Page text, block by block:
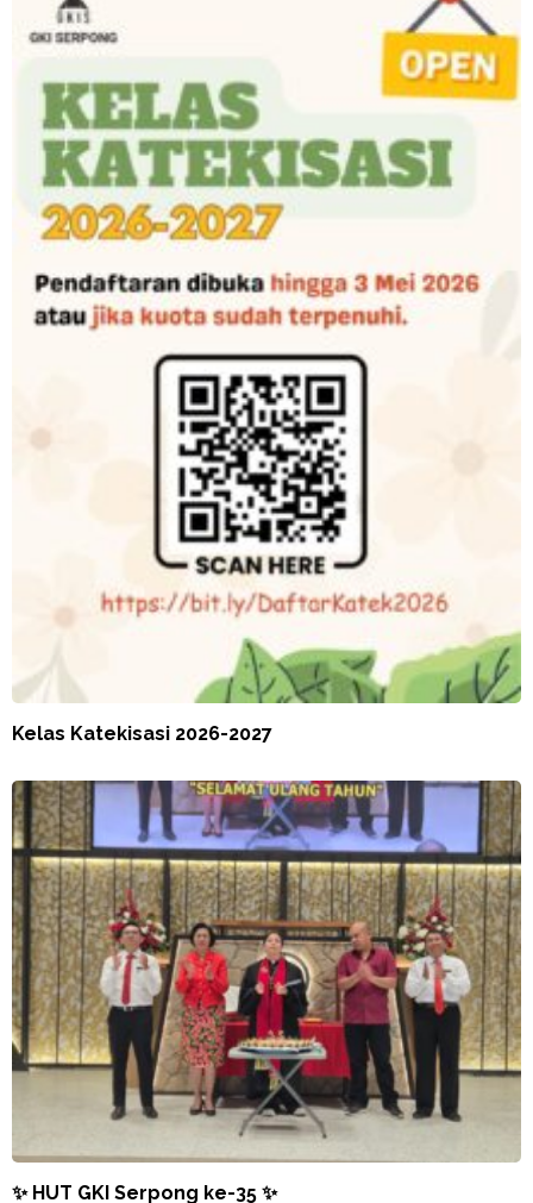
Kelas Katekisasi 2026-2027
✨ HUT GKI Serpong ke-35 ✨